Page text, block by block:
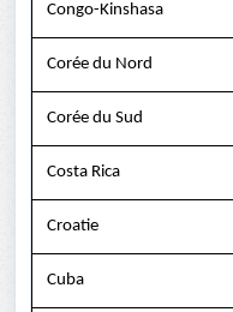
Congo-Kinshasa
Corée du Nord
Corée du Sud
Costa Rica
Croatie
Cuba